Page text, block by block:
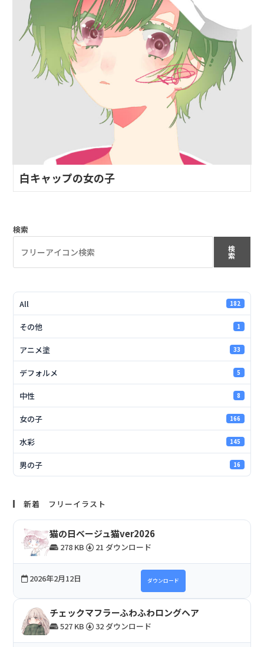
白キャップの女の子
検索
検
索
All 182
その他 1
アニメ塗 33
デフォルメ 5
中性 8
女の子 166
水彩 145
男の子 16
新着 フリーイラスト
猫の日ベージュ猫ver2026
278 KB 21 ダウンロード
2026年2月12日 ダウンロード
チェックマフラーふわふわロングヘア
527 KB 32 ダウンロード